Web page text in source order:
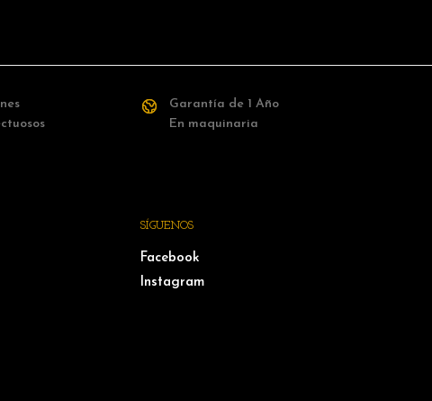
Garantía de 1 Año
En maquinaria
SÍGUENOS
Facebook
Instagram